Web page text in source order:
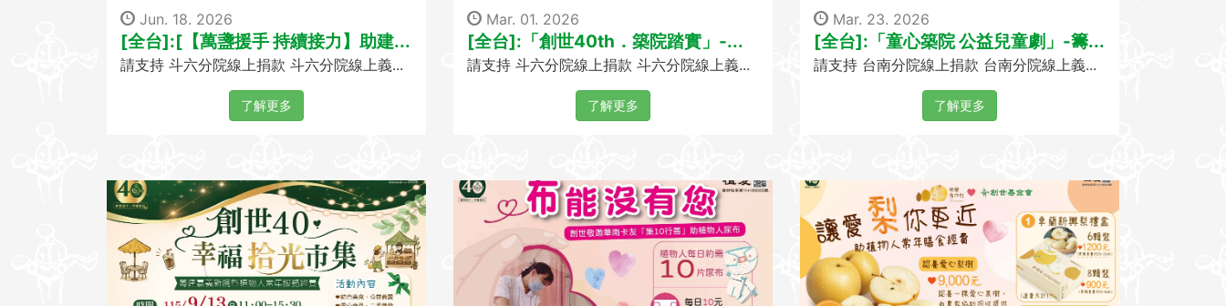
Jun. 18. 2026
[全台]:[【萬盞援手 持續接力】助建...
請支持 斗六分院線上捐款 斗六分院線上義...
了解更多
Mar. 01. 2026
[全台]:「創世40th．築院踏實」-...
請支持 斗六分院線上捐款 斗六分院線上義...
了解更多
Mar. 23. 2026
[全台]:「童心築院 公益兒童劇」-籌...
請支持 台南分院線上捐款 台南分院線上義...
了解更多